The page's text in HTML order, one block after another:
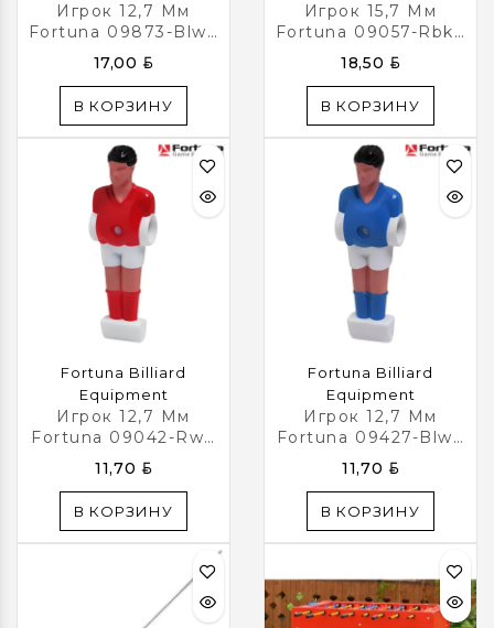
Игрок 12,7 Мм
Fortuna 09873-Blwd
Для Настольного
Футбола
17,00 BYN
В КОРЗИНУ
Игрок 15,7 Мм
Fortuna 09057-Rbkd
Для Настольного
Футбола
18,50 BYN
В КОРЗИНУ
Fortuna Billiard
Equipment
Игрок 12,7 Мм
Fortuna 09042-Rwd
Для Настольного
Футбола
11,70 BYN
В КОРЗИНУ
Fortuna Billiard
Equipment
Игрок 12,7 Мм
Fortuna 09427-Blwd
Для Настольного
Футбола
11,70 BYN
В КОРЗИНУ